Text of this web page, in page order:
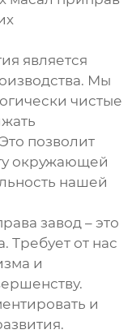
является
Мы
чистые
позволит
окружающей
нашей
завод – это
Требует от нас
и
и